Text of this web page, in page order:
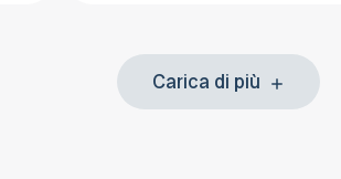
Carica di più